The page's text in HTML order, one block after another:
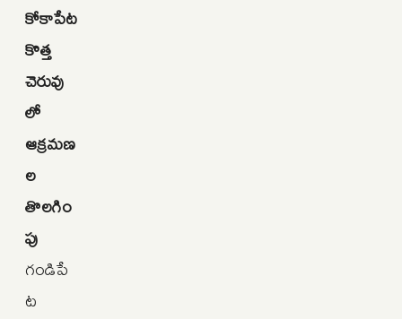
కోకాపేట
కొత్త
చెరువు
లో
ఆక్రమణ
ల
తొలగిం
పు
గండిపే
ట